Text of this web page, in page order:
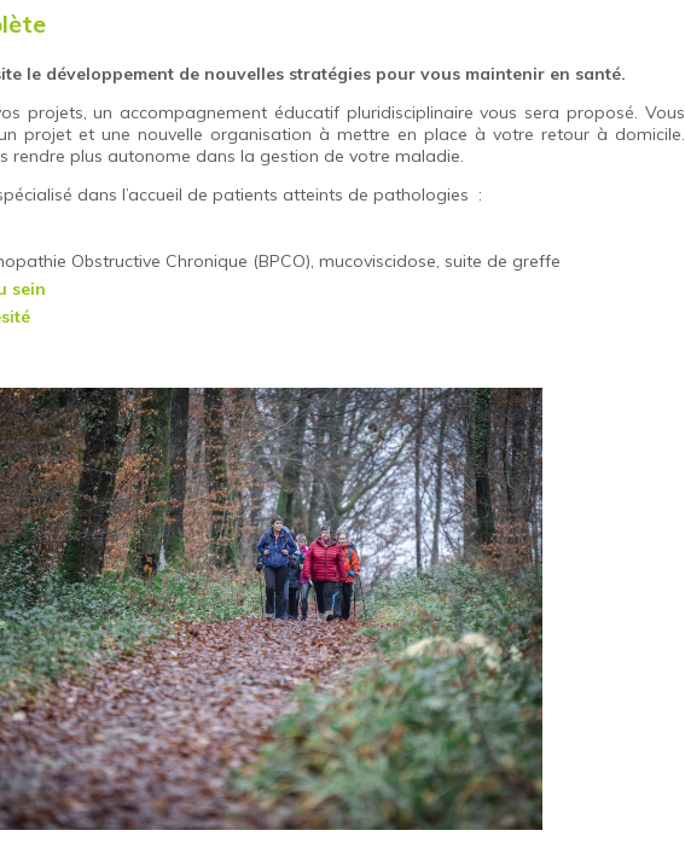
le développement de nouvelles stratégies pour vous maintenir en santé.
projets, un accompagnement éducatif pluridisciplinaire vous sera proposé. Vous
projet et une nouvelle organisation à mettre en place à votre retour à domicile.
rendre plus autonome dans la gestion de votre maladie.
dans l’accueil de patients atteints de pathologies :
Obstructive Chronique (BPCO), mucoviscidose, suite de greffe
sein